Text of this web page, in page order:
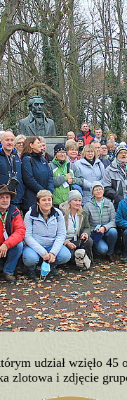
udział wzięło 45
zlotowa i zdjęcie